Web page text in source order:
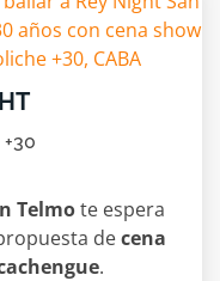
+30
Telmote espera
decena
.